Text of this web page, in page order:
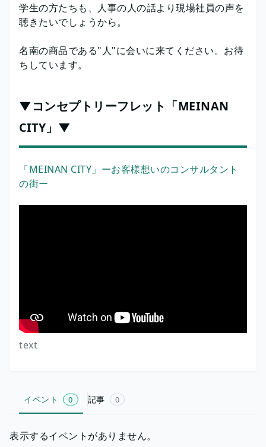
学生の方たちも、人事の人の話より現場社員の声を
聴きたいでしょうから。
名南の商品である"人"に会いに来てください。お待
ちしています。
▼コンセプトリーフレット「MEINAN
CITY」▼
「MEINAN CITY」ーお客様想いのコンサルタント
の街ー
text
イベント 0 記事 0
表示するイベントがありません。